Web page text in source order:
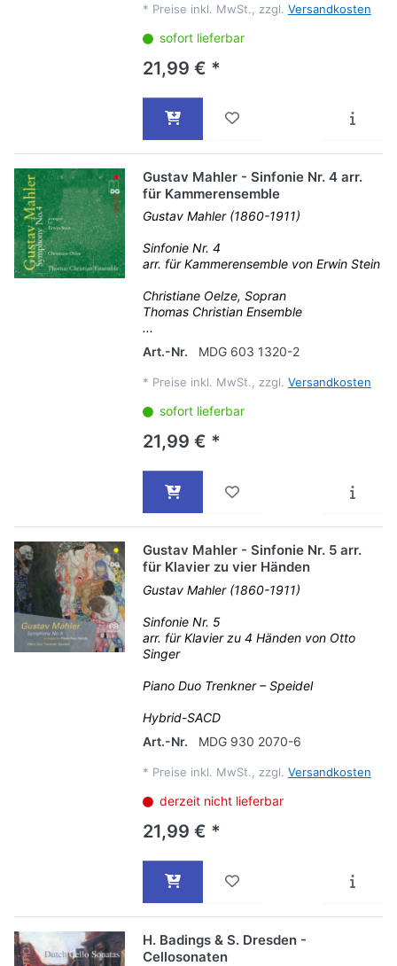
* Preise inkl. MwSt., zzgl. Versandkosten
sofort lieferbar
21,99 € *
Gustav Mahler - Sinfonie Nr. 4 arr.
für Kammerensemble
Gustav Mahler (1860-1911)
Sinfonie Nr. 4
arr. für Kammerensemble von Erwin Stein
Christiane Oelze, Sopran
Thomas Christian Ensemble
...
Art.-Nr.
MDG 603 1320-2
* Preise inkl. MwSt., zzgl. Versandkosten
sofort lieferbar
21,99 € *
Gustav Mahler - Sinfonie Nr. 5 arr.
für Klavier zu vier Händen
Gustav Mahler (1860-1911)
Sinfonie Nr. 5
arr. für Klavier zu 4 Händen von Otto
Singer
Piano Duo Trenkner – Speidel
Hybrid-SACD
Art.-Nr.
MDG 930 2070-6
* Preise inkl. MwSt., zzgl. Versandkosten
derzeit nicht lieferbar
21,99 € *
H. Badings & S. Dresden -
Cellosonaten